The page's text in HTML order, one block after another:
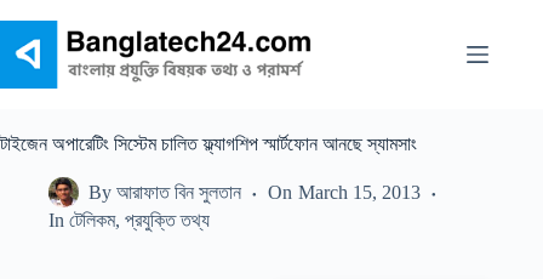
content
টাইজেন অপারেটিং সিস্টেম চালিত ফ্ল্যাগশিপ স্মার্টফোন আনছে স্যামসাং
By আরাফাত বিন সুলতান On March 15, 2013
In টেলিকম,প্রযুক্তি তথ্য